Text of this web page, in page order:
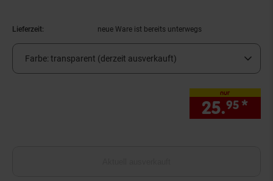
Lieferzeit: neue Ware ist bereits unterwegs
Farbe: transparent (derzeit ausverkauft)
nur
25.95 *